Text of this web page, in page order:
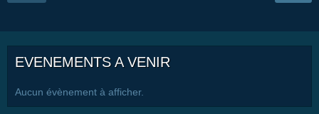
EVENEMENTS A VENIR
Aucun évènement à afficher.